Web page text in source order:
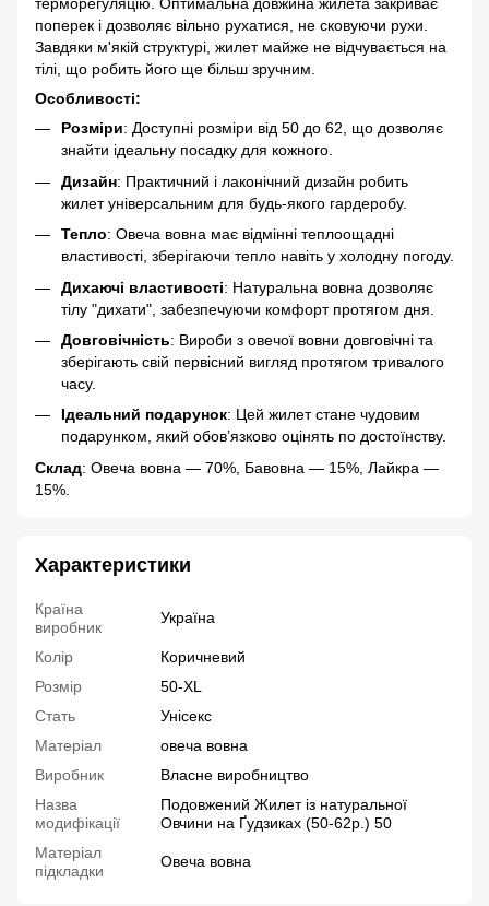
терморегуляцію. Оптимальна довжина жилета закриває
поперек і дозволяє вільно рухатися, не сковуючи рухи.
Завдяки м'якій структурі, жилет майже не відчувається на
тілі, що робить його ще більш зручним.
Особливості:
Розміри: Доступні розміри від 50 до 62, що дозволяє
знайти ідеальну посадку для кожного.
Дизайн: Практичний і лаконічний дизайн робить
жилет універсальним для будь-якого гардеробу.
Тепло: Овеча вовна має відмінні теплоощадні
властивості, зберігаючи тепло навіть у холодну погоду.
Дихаючі властивості: Натуральна вовна дозволяє
тілу "дихати", забезпечуючи комфорт протягом дня.
Довговічність: Вироби з овечої вовни довговічні та
зберігають свій первісний вигляд протягом тривалого
часу.
Ідеальний подарунок: Цей жилет стане чудовим
подарунком, який обов’язково оцінять по достоїнству.
Склад: Овеча вовна — 70%, Бавовна — 15%, Лайкра —
15%.
Характеристики
Країна
виробник
Україна
Колір
Коричневий
Розмір
50-XL
Стать
Унісекс
Матеріал
овеча вовна
Виробник
Власне виробництво
Назва
модифікації
Подовжений Жилет із натуральної
Овчини на Ґудзиках (50-62р.) 50
Матеріал
підкладки
Овеча вовна